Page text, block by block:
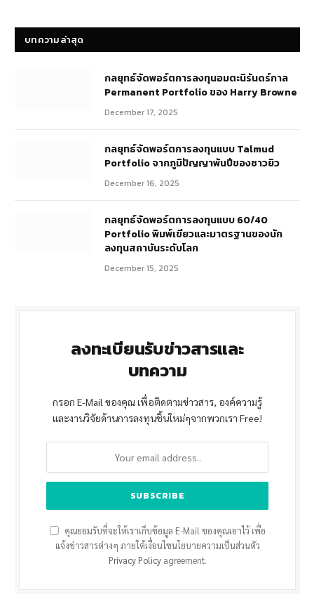
บทความล่าสุด
กลยุทธ์​จัดพอร์ตการลงทุนอมตะนิรันดร์กาล
Permanent Portfolio ของ Harry Browne
December 17, 2025
กลยุทธ์จัดพอร์ตการลงทุนแบบ Talmud
Portfolio จากภูมิปัญญาพันปีของชาวยิว
December 16, 2025
กลยุทธ์จัดพอร์ตการลงทุนแบบ 60/40
Portfolio พิมพ์เขียวและมาตรฐานของนัก
ลงทุนสถาบันระดับโลก
December 15, 2025
ลงทะเบียนรับข่าวสารและ
บทความ
กรอก E-Mail ของคุณ เพื่อติดตามข่าวสาร, องค์ความรู้
และงานวิจัยด้านการลงทุนชิ้นใหม่ๆจากพวกเรา Free!
คุณยอมรับที่จะให้เราเก็บข้อมูล E-Mail ของคุณเอาไว้ เพื่อ
แจ้งข่าวสารต่างๆ ภายใต้เงื่อนไขนโยบายความเป็นส่วนตัว
Privacy Policyagreement.